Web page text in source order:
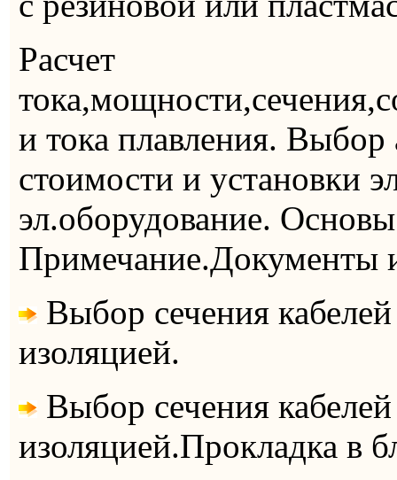
Расчет
и тока плавления. Выбор
стоимости и установки
эл.оборудование.
Примечание.Документы
Выбор сечения
изоляцией.
Выбор сечения
изоляцией.Прокладка в